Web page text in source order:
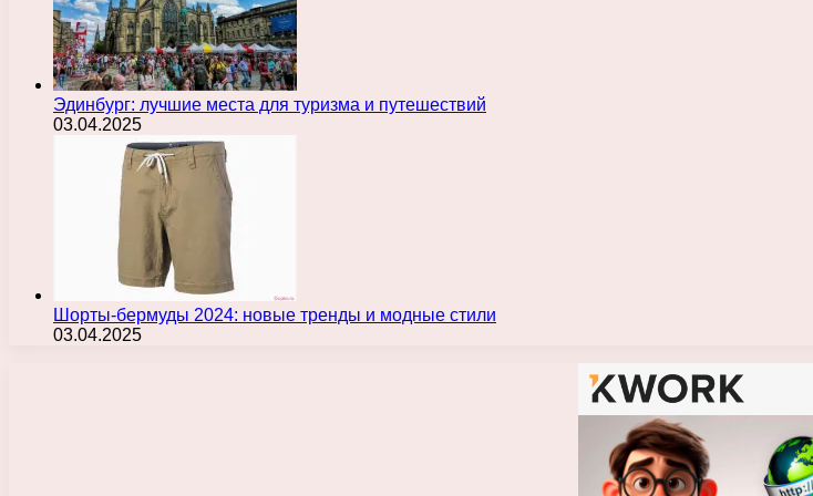
Эдинбург: лучшие места для туризма и путешествий
03.04.2025
Шорты-бермуды 2024: новые тренды и модные стили
03.04.2025